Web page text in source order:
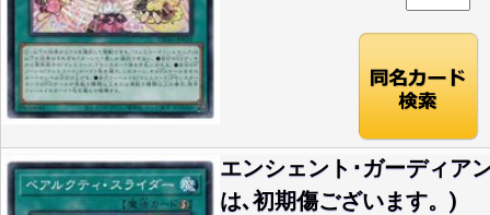
エンシェント･ガーディア
は､初期傷ございます。)